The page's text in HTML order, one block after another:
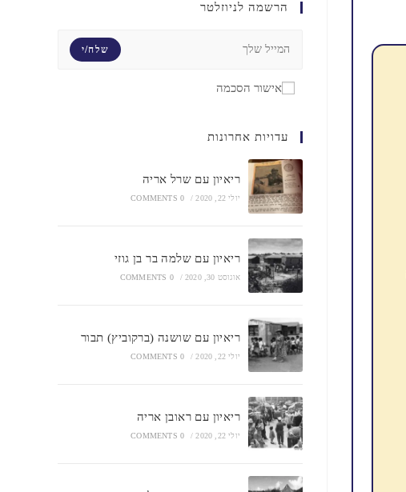
הרשמה לניוזלטר
שלח/י
אישור הסכמה
עדויות אחרונות
ריאיון עם שרל אריה
יולי 22, 2020 /
0 COMMENTS
ריאיון עם שלמה בר בן גוזי
אוגוסט 30, 2020 /
0 COMMENTS
ריאיון עם שושנה (ברקוביץ) תבור
יולי 22, 2020 /
0 COMMENTS
ריאיון עם ראובן אריה
יולי 22, 2020 /
0 COMMENTS